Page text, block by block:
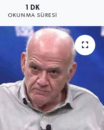
1 DK
OKUNMA SÜRESI